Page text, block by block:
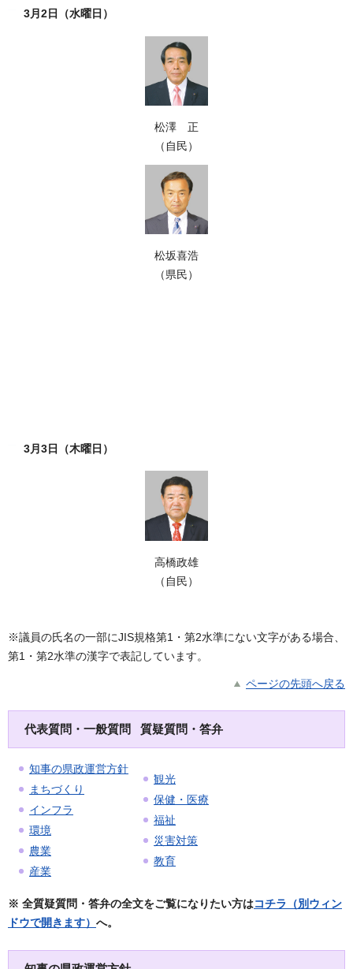
3月2日（水曜日）
松澤 正
（自民）
松坂喜浩
（県民）
3月3日（木曜日）
高橋政雄
（自民）
※議員の氏名の一部にJIS規格第1・第2水準にない文字がある場合、
第1・第2水準の漢字で表記しています。
ページの先頭へ戻る
代表質問・一般質問 質疑質問・答弁
知事の県政運営方針
まちづくり
インフラ
環境
農業
産業
観光
保健・医療
福祉
災害対策
教育
※ 全質疑質問・答弁の全文をご覧になりたい方はコチラ（別ウィン
ドウで開きます） へ。